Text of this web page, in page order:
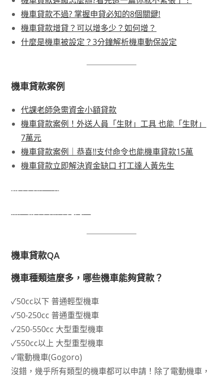
機車貸款不過? 掌握申貸必知的8個關鍵!
機車貸款增貸？可以增多少？如何增？
什麼是機車被設定？3分鐘解析機車動保設定
機車貸款案例
代課老師急需資金小額貸款
機車貸款案例！外送人員「生財」工具 也能「生財」
7萬元
機車貸款案例｜恭喜!!支付命令也能機車貸款15萬
機車貸款立即解決資金缺口 打工達人黃先生
機車貸款QA
機車種類這麼多，哪些機車能夠貸款？
✓50cc以下 普通輕型機車
✓50-250cc 普通重型機車
✓250-550cc 大型重型機車
✓550cc以上 大型重型機車
✓電動機車(Gogoro)
沒錯，幾乎所有類型的機車都可以申請！除了電動機車，